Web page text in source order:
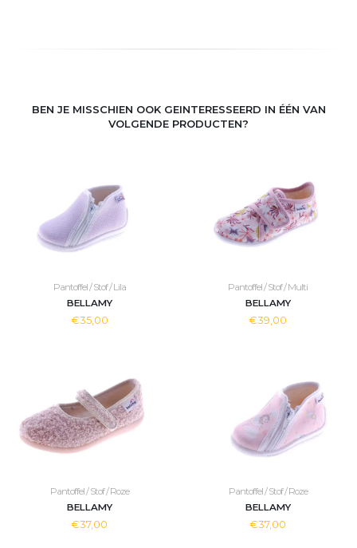
BEN JE MISSCHIEN OOK GEINTERESSEERD IN ÉÉN VAN
VOLGENDE PRODUCTEN?
Pantoffel / Stof / Lila
BELLAMY
€35,00
Pantoffel / Stof / Multi
BELLAMY
€39,00
Pantoffel / Stof / Roze
BELLAMY
€37,00
Pantoffel / Stof / Roze
BELLAMY
€37,00